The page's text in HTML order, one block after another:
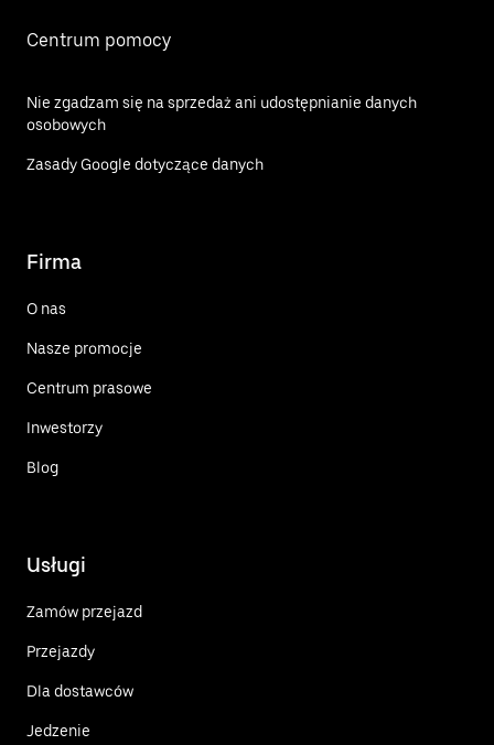
Centrum pomocy
Nie zgadzam się na sprzedaż ani udostępnianie danych
osobowych
Zasady Google dotyczące danych
Firma
O nas
Nasze promocje
Centrum prasowe
Inwestorzy
Blog
Usługi
Zamów przejazd
Przejazdy
Dla dostawców
Jedzenie